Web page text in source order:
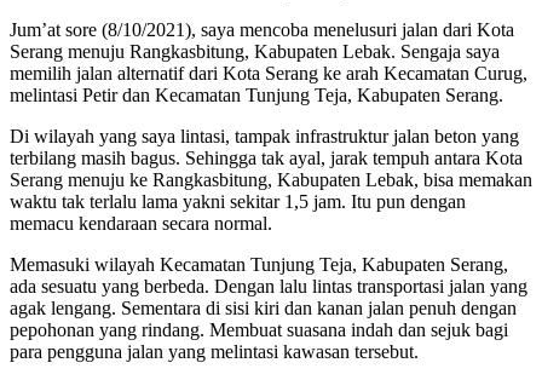
Jum’at sore (8/10/2021), saya mencoba menelusuri jalan dari Kota
Serang menuju Rangkasbitung, Kabupaten Lebak. Sengaja saya
memilih jalan alternatif dari Kota Serang ke arah Kecamatan Curug,
melintasi Petir dan Kecamatan Tunjung Teja, Kabupaten Serang.
Di wilayah yang saya lintasi, tampak infrastruktur jalan beton yang
terbilang masih bagus. Sehingga tak ayal, jarak tempuh antara Kota
Serang menuju ke Rangkasbitung, Kabupaten Lebak, bisa memakan
waktu tak terlalu lama yakni sekitar 1,5 jam. Itu pun dengan
memacu kendaraan secara normal.
Memasuki wilayah Kecamatan Tunjung Teja, Kabupaten Serang,
ada sesuatu yang berbeda. Dengan lalu lintas transportasi jalan yang
agak lengang. Sementara di sisi kiri dan kanan jalan penuh dengan
pepohonan yang rindang. Membuat suasana indah dan sejuk bagi
para pengguna jalan yang melintasi kawasan tersebut.